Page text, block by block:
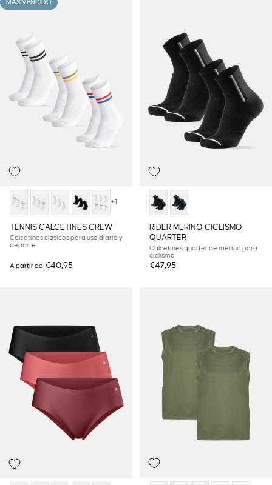
MÁS VENDIDO
+1
TENNIS CALCETINES CREW
Calcetines clásicos para uso diario y
deporte
A partir de €40,95
RIDER MERINO CICLISMO
QUARTER
Calcetines quarter de merino para
ciclismo
€47,95